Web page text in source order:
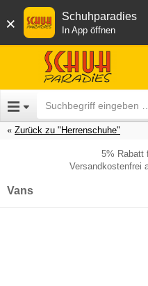
× Schuhparadies
In App öffnen
Zurück zu "Herrenschuhe"
5% Rabatt
Versandkostenfrei
Vans